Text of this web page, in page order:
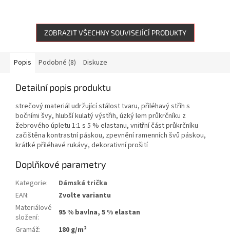
ZOBRAZIT VŠECHNY SOUVISEJÍCÍ PRODUKTY
Popis Podobné (8) Diskuze
Detailní popis produktu
strečový materiál udržující stálost tvaru, přiléhavý střih s
bočními švy, hlubší kulatý výstřih, úzký lem průkrčníku z
žebrového úpletu 1:1 s 5 % elastanu, vnitřní část průkrčníku
začištěna kontrastní páskou, zpevnění ramenních švů páskou,
krátké přiléhavé rukávy, dekorativní prošití
Doplňkové parametry
Kategorie:
Dámská trička
EAN:
Zvolte variantu
Materiálové
složení:
95 % bavlna, 5 % elastan
Gramáž:
180 g/m²